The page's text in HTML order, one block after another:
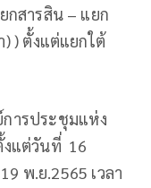
กสารสิน – แยก
) ตั้งแต่แยกใต้
การประชุมแห่ง
งแต่วันที่ 16
พ.ย.2565 เวลา